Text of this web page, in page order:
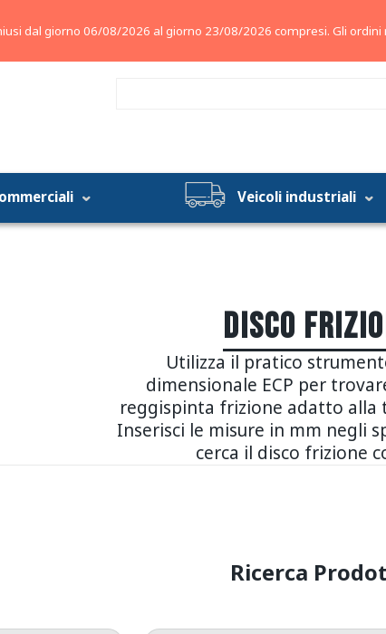
Veicoli industriali
DISCO
Utilizza il pratico
dimensionale ECP per
reggispinta frizione adatto alla
Inserisci le misure in mm negli
cerca il disco frizione
dal giorno 06/08/2026 al giorno 23/08/2026 compresi. Gli